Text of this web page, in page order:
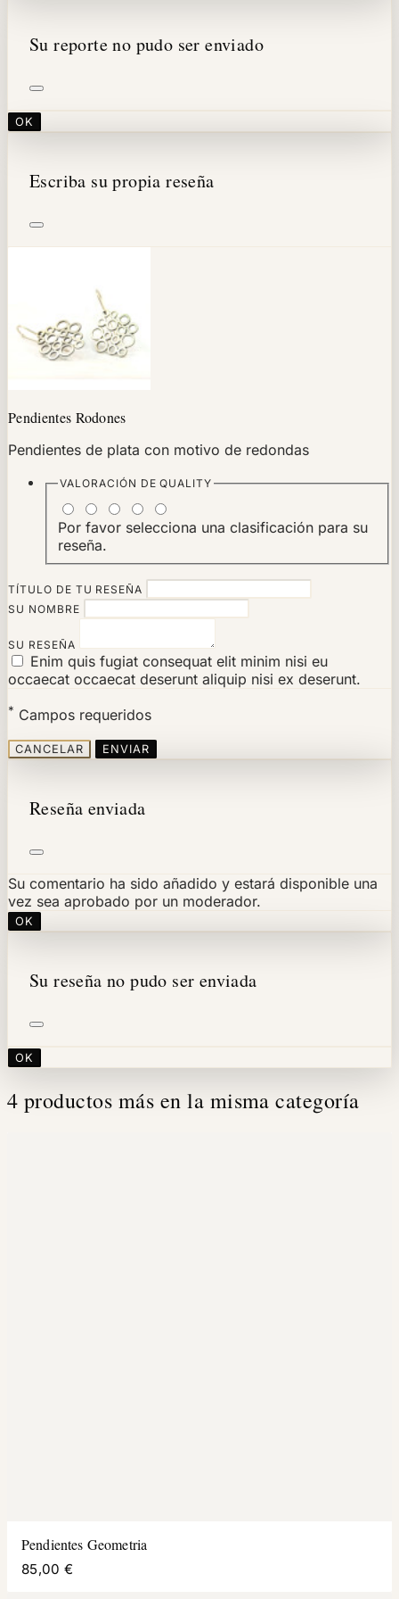
Su reporte no pudo ser enviado
OK
Escriba su propia reseña
Pendientes Rodones
Pendientes de plata con motivo de redondas
VALORACIÓN DEQUALITY
Por favor selecciona una clasificación para su
reseña.
TÍTULO DE TU RESEÑA
SU NOMBRE
SU RESEÑA
Enim quis fugiat consequat elit minim nisi eu
occaecat occaecat deserunt aliquip nisi ex deserunt.
* Campos requeridos
CANCELAR ENVIAR
Reseña enviada
Su comentario ha sido añadido y estará disponible una
vez sea aprobado por un moderador.
OK
Su reseña no pudo ser enviada
OK
4 productos más en la misma categoría
Pendientes Geometria
85,00 €